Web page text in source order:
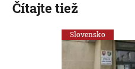
Čítajte tiež
Slovensko